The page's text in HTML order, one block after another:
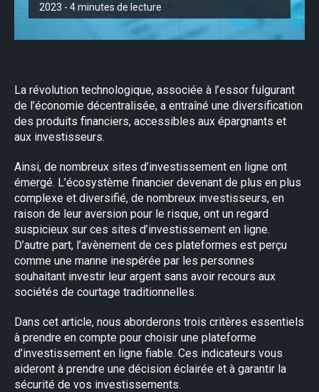
2023 - 4 minutes de lecture
La révolution technologique, associée à l’essor fulgurant
de l’économie décentralisée, a entraîné une diversification
des produits financiers, accessibles aux épargnants et
aux investisseurs.
Ainsi, de nombreux sites d’investissement en ligne ont
émergé. L’écosystème financier devenant de plus en plus
complexe et diversifié, de nombreux investisseurs, en
raison de leur aversion pour le risque, ont un regard
suspicieux sur ces sites d’investissement en ligne.
D’autre part, l’avènement de ces plateformes est perçu
comme une manne inespérée par les personnes
souhaitant investir leur argent sans avoir recours aux
sociétés de courtage traditionnelles.
Dans cet article, nous aborderons trois critères essentiels
à prendre en compte pour choisir une plateforme
d’investissement en ligne fiable. Ces indicateurs vous
aideront à prendre une décision éclairée et à garantir la
sécurité de vos investissements.